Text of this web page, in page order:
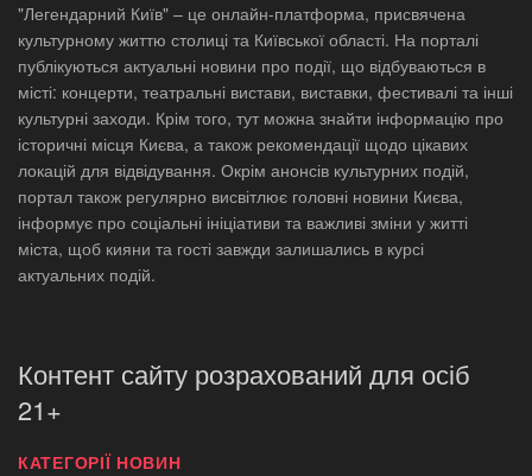
"Легендарний Київ" – це онлайн-платформа, присвячена
культурному життю столиці та Київської області. На порталі
публікуються актуальні новини про події, що відбуваються в
місті: концерти, театральні вистави, виставки, фестивалі та інші
культурні заходи. Крім того, тут можна знайти інформацію про
історичні місця Києва, а також рекомендації щодо цікавих
локацій для відвідування. Окрім анонсів культурних подій,
портал також регулярно висвітлює головні новини Києва,
інформує про соціальні ініціативи та важливі зміни у житті
міста, щоб кияни та гості завжди залишались в курсі
актуальних подій.
Контент сайту розрахований для осіб
21+
КАТЕГОРІЇ НОВИН